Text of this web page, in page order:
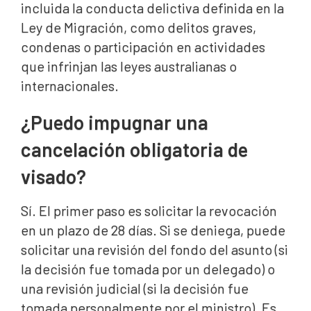
incluida la conducta delictiva definida en la
Ley de Migración, como delitos graves,
condenas o participación en actividades
que infrinjan las leyes australianas o
internacionales.
¿Puedo impugnar una
cancelación obligatoria de
visado?
Sí. El primer paso es solicitar la revocación
en un plazo de 28 días. Si se deniega, puede
solicitar una revisión del fondo del asunto (si
la decisión fue tomada por un delegado) o
una revisión judicial (si la decisión fue
tomada personalmente por el ministro). Es